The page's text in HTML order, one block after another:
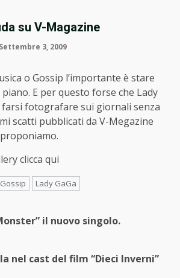
su V-Magazine
Settembre 3, 2009
o Gossip l’importante è stare
E per questo forse che Lady
farsi fotografare sui giornali senza
scatti pubblicati da V-Megazine
clicca qui
Gossip Lady GaGa
il nuovo singolo.
nel cast del film “Dieci Inverni”